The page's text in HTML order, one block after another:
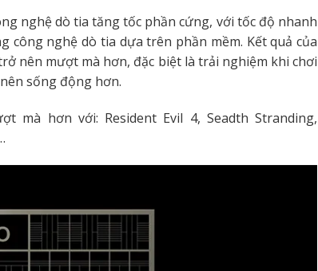
nghệ dò tia tăng tốc phần cứng, với tốc độ nhanh
công nghệ dò tia dựa trên phần mềm. Kết quả của
nên mượt mà hơn, đặc biệt là trải nghiệm khi chơi
sống động hơn.
mà hơn với: Resident Evil 4, Seadth Stranding,